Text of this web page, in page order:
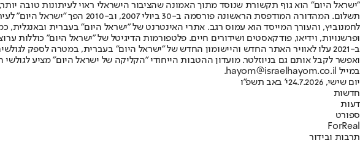
"ישראל היום" הוא גוף תקשורת שנוסד מתוך האמונה שהציבור הישראלי ראוי לעיתונות טובה
תשלום. המהדורה המודפסת
ופרשנויות, וידיאו, פודקאסטים ושידורים חיים. פלטפורמות הדיגיטל של "ישראל היום" כוללות
ב-2021 עלו לאוויר האתר החדש והיישומון החדש של "ישראל היום" בעברית, במטרה לספק
ואפשר לקבל אותם גם בניוזלטר. מועדון ההטבות הייחודי "הקליקה של ישראל היום" מציע
במייל hayom@israelhayom.co.il.
יום שישי, 24.7.2026
י' באב תשפ"ו
חדשות
דעות
ספורט
ForReal
תרבות ובידור